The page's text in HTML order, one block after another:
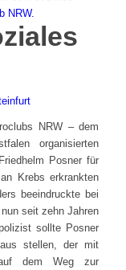
NRW – dem
organisierten
Posner für
Krebs erkrankten
beeindruckte bei
seit zehn Jahren
sollte Posner
stellen, der mit
auf dem Weg zur